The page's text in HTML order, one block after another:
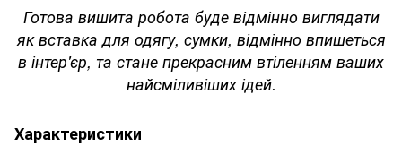
Готова вишита робота буде відмінно виглядати
як вставка для одягу, сумки, відмінно впишеться
в інтер'єр, та стане прекрасним втіленням ваших
найсміливіших ідей.
Характеристики